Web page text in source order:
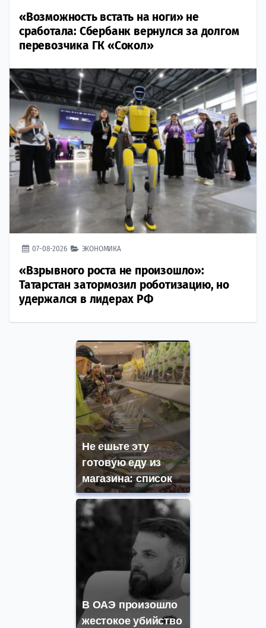
«Возможность встать на ноги» не
сработала: Сбербанк вернулся за долгом
перевозчика ГК «Сокол»
07-08-2026 ЭКОНОМИКА
«Взрывного роста не произошло»:
Татарстан затормозил роботизацию, но
удержался в лидерах РФ
Не ешьте эту
готовую еду из
магазина: список
В ОАЭ произошло
жестокое убийство